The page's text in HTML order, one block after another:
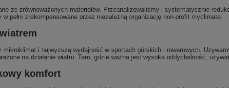
ze zrównoważonych materiałów. Przeanalizowaliśmy i systematycznie
pełni zrekompensowane przez niezależną organizację non-profit myclimate.
mikroklimat i najwyższą wydajność w sportach górskich i rowerowych.
na działanie wiatru. Tam, gdzie ważna jest wysoka oddychalność,
komfort